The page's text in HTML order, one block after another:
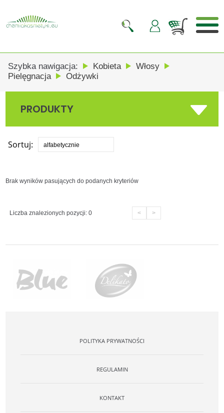
Szybka nawigacja: Kobieta
Włosy
Pielęgnacja
Odżywki
PRODUKTY
Sortuj: alfabetycznie
Brak wyników pasujących do podanych kryteriów
Liczba znalezionych pozycji: 0 < >
POLITYKA PRYWATNOŚCI
REGULAMIN
KONTAKT